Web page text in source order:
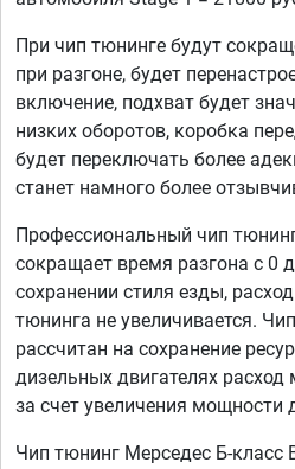
При чип тюнинге будут
при разгоне, будет
включение, подхват будет
низких оборотов, коробка
будет переключать более
станет намного более
Профессиональный чип
сокращает время разгона с 0
сохранении стиля езды,
тюнинга не увеличивается.
рассчитан на сохранение
дизельных двигателях
за счет увеличения мощности
Чип тюнинг Мерседес Б-класс